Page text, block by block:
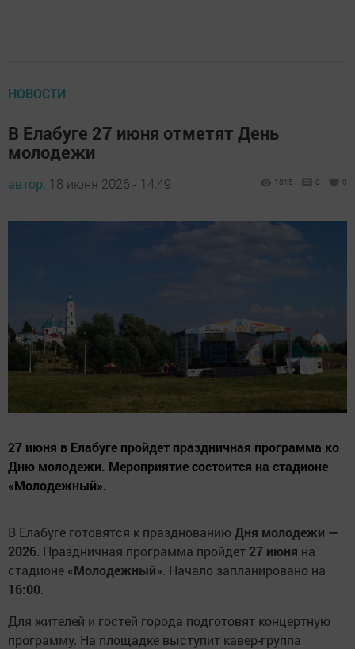
НОВОСТИ
В Елабуге 27 июня отметят День
молодежи
автор, 18 июня 2026 - 14:49 1815 0 0
27 июня в Елабуге пройдет праздничная программа ко
Дню молодежи. Мероприятие состоится на стадионе
«Молодежный».
В Елабуге готовятся к празднованию Дня молодежи —
2026. Праздничная программа пройдет 27 июня на
стадионе «Молодежный». Начало запланировано на
16:00.
Для жителей и гостей города подготовят концертную
программу. На площадке выступит кавер-группа